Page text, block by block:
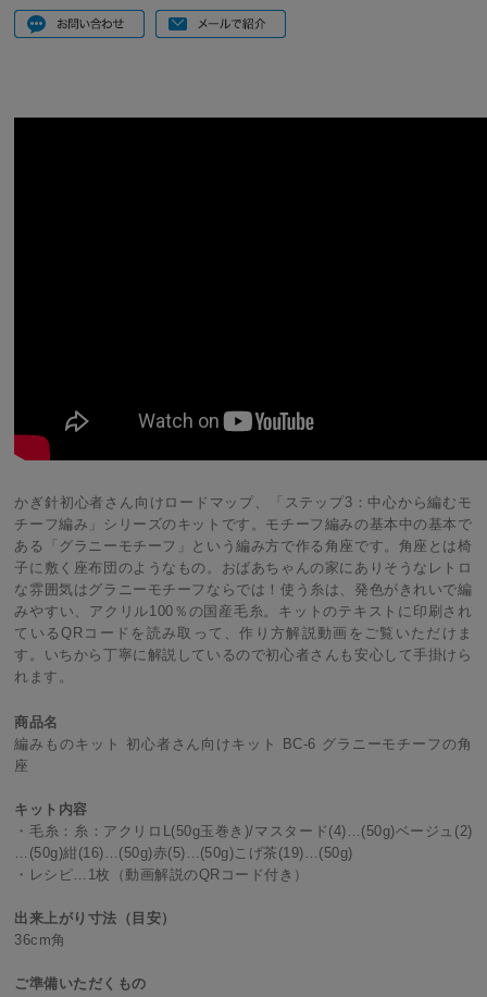
かぎ針初心者さん向けロードマップ、「ステップ3：中心から編むモ
チーフ編み」シリーズのキットです。モチーフ編みの基本中の基本で
ある「グラニーモチーフ」という編み方で作る角座です。角座とは椅
子に敷く座布団のようなもの。おばあちゃんの家にありそうなレトロ
な雰囲気はグラニーモチーフならでは！使う糸は、発色がきれいで編
みやすい、アクリル100％の国産毛糸。キットのテキストに印刷され
ているQRコードを読み取って、作り方解説動画をご覧いただけま
す。いちから丁寧に解説しているので初心者さんも安心して手掛けら
れます。
商品名
編みものキット 初心者さん向けキット BC-6 グラニーモチーフの角
座
キット内容
・毛糸：糸：アクリロL(50g玉巻き)/マスタード(4)…(50g)ベージュ(2)
…(50g)紺(16)…(50g)赤(5)…(50g)こげ茶(19)…(50g)
・レシピ…1枚（動画解説のQRコード付き）
出来上がり寸法（目安）
36cm角
ご準備いただくもの